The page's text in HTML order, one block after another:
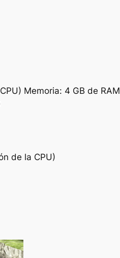
Memoria: 4 GB de RAM
de la CPU)